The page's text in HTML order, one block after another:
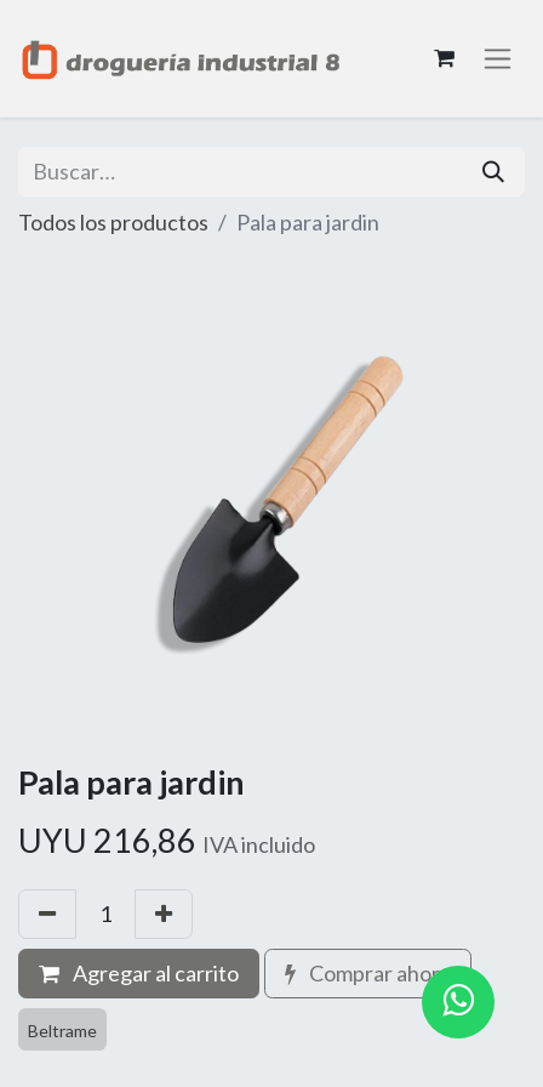
Todos los productos Pala para jardin
Pala para jardin
UYU 216,86 IVA incluido
Agregar al carrito Comprar ahora
Beltrame